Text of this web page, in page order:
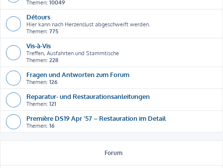
Themen: 10049
Détours
Hier kann nach Herzenslust abgeschweift werden.
Themen: 775
Vis-à-Vis
Treffen, Ausfahrten und Stammtische
Themen: 228
Fragen und Antworten zum Forum
Themen: 126
Reparatur- und Restaurationsanleitungen
Themen: 121
Première DS19 Apr '57 – Restauration im Detail
Themen: 16
Forum